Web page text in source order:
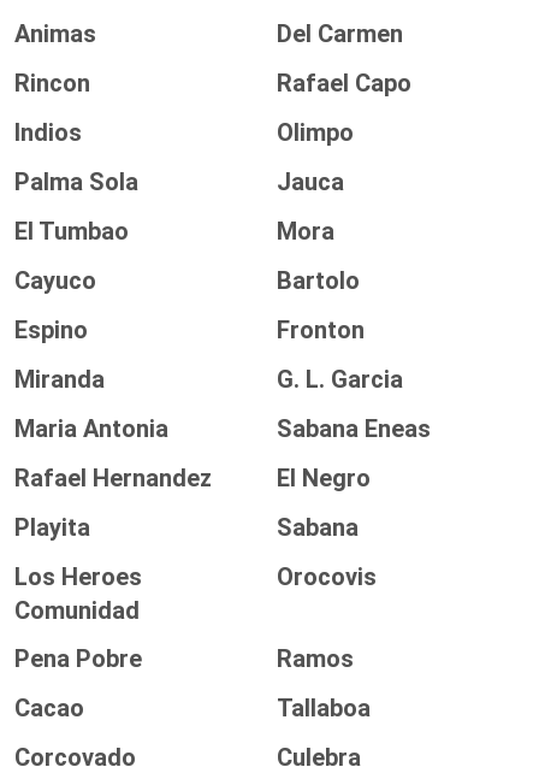
Animas
Del Carmen
Rincon
Rafael Capo
Indios
Olimpo
Palma Sola
Jauca
El Tumbao
Mora
Cayuco
Bartolo
Espino
Fronton
Miranda
G. L. Garcia
Maria Antonia
Sabana Eneas
Rafael Hernandez
El Negro
Playita
Sabana
Los Heroes
Comunidad
Orocovis
Pena Pobre
Ramos
Cacao
Tallaboa
Corcovado
Culebra